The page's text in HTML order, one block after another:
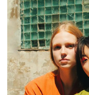
ЛЮДИ МЕСТА